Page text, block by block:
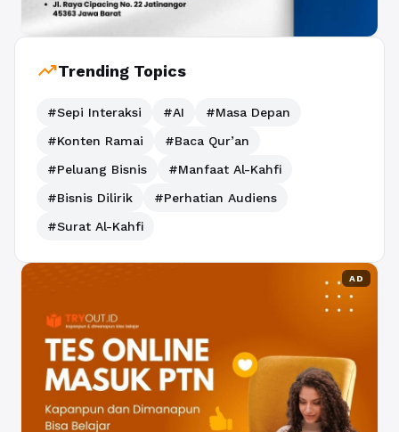
trending_upTrending Topics
#Sepi Interaksi #AI
#Masa Depan
#Konten Ramai
#Baca Qur’an
#Peluang Bisnis
#Manfaat Al-Kahfi
#Bisnis Dilirik
#Perhatian Audiens
#Surat Al-Kahfi
AD